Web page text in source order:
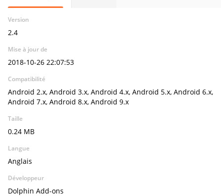
Version
2.4
Mise à jour de
2018-10-26 22:07:53
Compatibilité
Android 2.x, Android 3.x, Android 4.x, Android 5.x, Android 6.x,
Android 7.x, Android 8.x, Android 9.x
Taille
0.24 MB
Langue
Anglais
Développeur
Dolphin Add-ons